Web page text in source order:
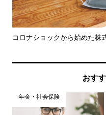
コロナショックから始めた株
おす
年金・社会保険